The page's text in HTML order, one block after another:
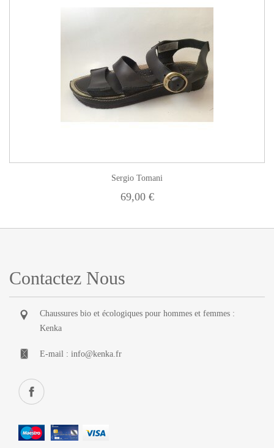
Sergio Tomani
69,00 €
Contactez Nous
Chaussures bio et écologiques pour hommes et femmes :
Kenka
E-mail : info@kenka.fr